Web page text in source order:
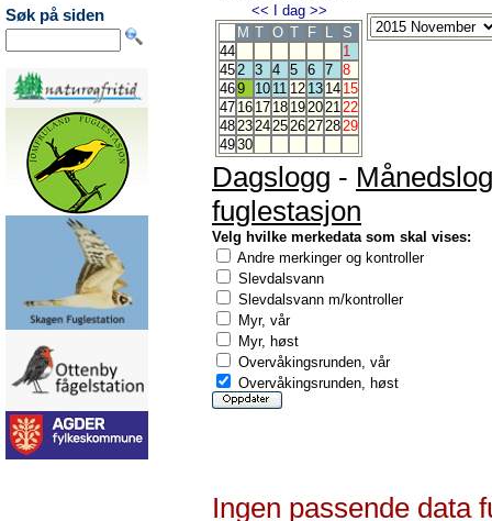
Søk på siden << I dag >>
M T O T F L
S
44
1
452 3 4 5 6 7 8
469 10 11 12 13 14 15
47 16 17 18 19202122
4823242526272829
4930
Dagslogg -
fuglestasjon
Velg hvilke merkedata som skal vises:
Andre merkinger og kontroller
Slevdalsvann
Slevdalsvann m/kontroller
Myr, vår
Myr, høst
Overvåkingsrunden, vår
Overvåkingsrunden, høst
Ingen passende data